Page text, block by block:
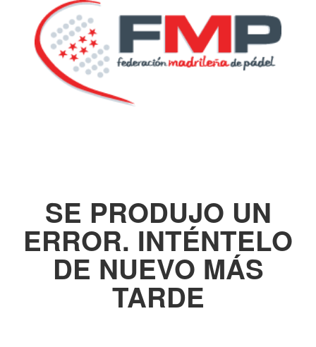
SE PRODUJO UN
ERROR. INTÉNTELO
DE NUEVO MÁS
TARDE